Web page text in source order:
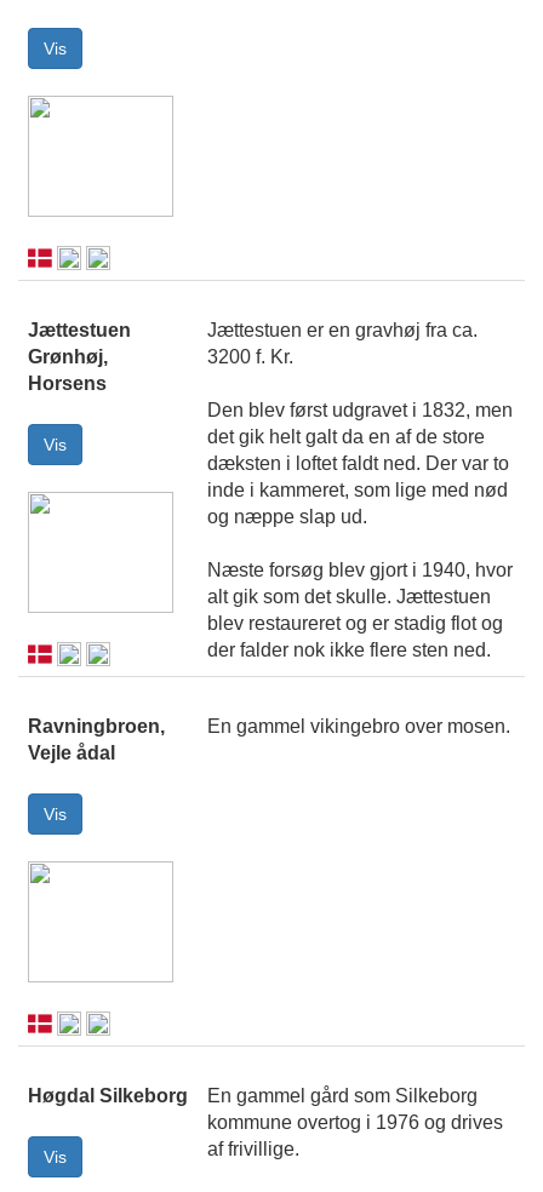
Jættestuen
Grønhøj,
Horsens
Jættestuen er en gravhøj fra ca.
3200 f. Kr.
Den blev først udgravet i 1832, men
det gik helt galt da en af de store
dæksten i loftet faldt ned. Der var to
inde i kammeret, som lige med nød
og næppe slap ud.
Næste forsøg blev gjort i 1940, hvor
alt gik som det skulle. Jættestuen
blev restaureret og er stadig flot og
der falder nok ikke flere sten ned.
Ravningbroen,
Vejle ådal
En gammel vikingebro over mosen.
Høgdal Silkeborg
En gammel gård som Silkeborg
kommune overtog i 1976 og drives
af frivillige.